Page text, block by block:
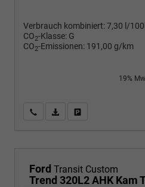
Verbrauch kombiniert:7,30 l/
CO2-Klasse: G
CO2-Emissionen: 191,00 g/km
19%
Wir rufen Sie anPDF-Fahrzeugexposé
Ford Transit Custom
Trend 320L2 AHK Kam